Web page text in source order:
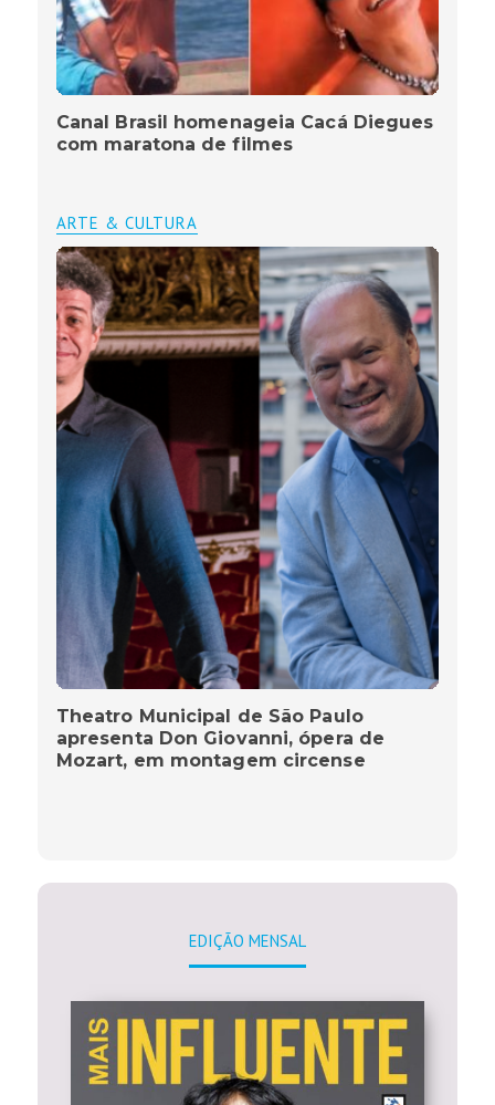
Canal Brasil homenageia Cacá Diegues
com maratona de filmes
ARTE & CULTURA
Theatro Municipal de São Paulo
apresenta Don Giovanni, ópera de
Mozart, em montagem circense
EDIÇÃO MENSAL